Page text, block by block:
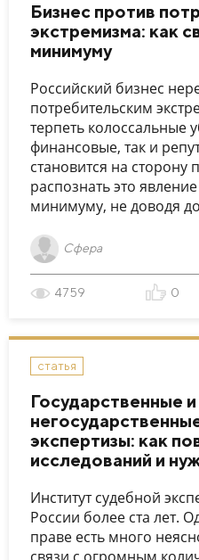
Бизнес против
экстремизма: как
минимуму
Российский бизнес
потребительским
терпеть колоссальные
финансовые, так и
становится на сторону
распознать это
минимуму, не доводя
Сфера
4759 0
статья
Государственные и
экспертизы: как
исследований и
Институт судебной
России более ста лет.
праве есть много